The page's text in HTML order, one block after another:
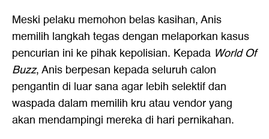
Meski pelaku memohon belas kasihan, Anis
memilih langkah tegas dengan melaporkan kasus
pencurian ini ke pihak kepolisian. Kepada World Of
Buzz, Anis berpesan kepada seluruh calon
pengantin di luar sana agar lebih selektif dan
waspada dalam memilih kru atau vendor yang
akan mendampingi mereka di hari pernikahan.